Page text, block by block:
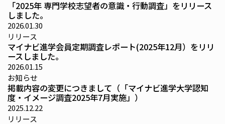
「2025年 専門学校志望者の意識・行動調査」をリリース
しました。
2026.01.30
リリース
マイナビ進学会員定期調査レポート(2025年12月）をリリ
ースしました。
2026.01.15
お知らせ
掲載内容の変更につきまして（「マイナビ進学大学認知
度・イメージ調査2025年7月実施」）
2025.12.22
リリース